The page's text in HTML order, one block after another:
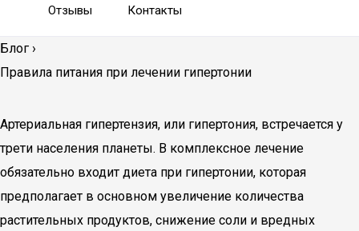
Отзывы Контакты
Блог ›
Правила питания при лечении гипертонии
Артериальная гипертензия, или гипертония, встречается у
трети населения планеты. В комплексное лечение
обязательно входит диета при гипертонии, которая
предполагает в основном увеличение количества
растительных продуктов, снижение соли и вредных